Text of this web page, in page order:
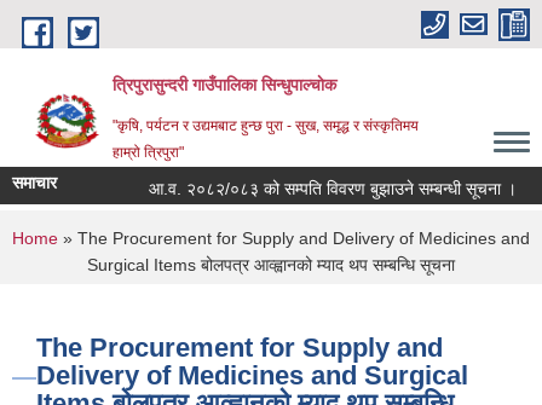
Skip to main content
त्रिपुरासुन्दरी गाउँपालिका सिन्धुपाल्चाेक
"कृषि, पर्यटन र उद्यमबाट हुन्छ पुरा - सुख, समृद्ध र संस्कृतिमय
हाम्रो त्रिपुरा"
समाचार आ.व. २०८२/०८३ को सम्पति विवरण बुझाउने सम्बन्धी सूचना ।
You are here
Home » The Procurement for Supply and Delivery of Medicines and
Surgical Items बोलपत्र आव्ह्वानको म्याद थप सम्बन्धि सूचना
The Procurement for Supply and
Delivery of Medicines and Surgical